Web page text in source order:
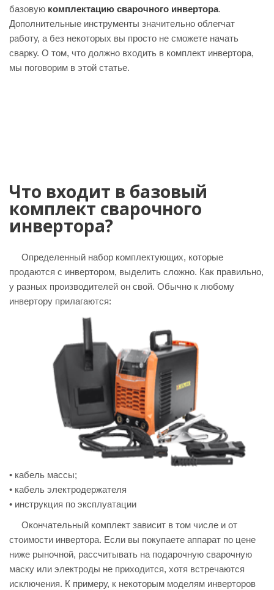
базовую комплектацию сварочного инвертора.
Дополнительные инструменты значительно облегчат
работу, а без некоторых вы просто не сможете начать
сварку. О том, что должно входить в комплект инвертора,
мы поговорим в этой статье.
Что входит в базовый
комплект сварочного
инвертора?
Определенный набор комплектующих, которые
продаются с инвертором, выделить сложно. Как правильно,
у разных производителей он свой. Обычно к любому
инвертору прилагаются:
• кабель массы;
• кабель электродержателя
• инструкция по эксплуатации
Окончательный комплект зависит в том числе и от
стоимости инвертора. Если вы покупаете аппарат по цене
ниже рыночной, рассчитывать на подарочную сварочную
маску или электроды не приходится, хотя встречаются
исключения. К примеру, к некоторым моделям инверторов